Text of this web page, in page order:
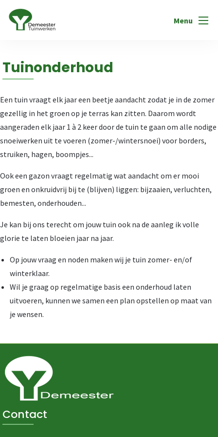
Menu
Tuinonderhoud
Een tuin vraagt elk jaar een beetje aandacht zodat je in de zomer
gezellig in het groen op je terras kan zitten. Daarom wordt
aangeraden elk jaar 1 à 2 keer door de tuin te gaan om alle nodige
snoeiwerken uit te voeren (zomer-/wintersnoei) voor borders,
struiken, hagen, boompjes...
Ook een gazon vraagt regelmatig wat aandacht om er mooi
groen en onkruidvrij bij te (blijven) liggen: bijzaaien, verluchten,
bemesten, onderhouden...
Je kan bij ons terecht om jouw tuin ook na de aanleg ik volle
glorie te laten bloeien jaar na jaar.
Op jouw vraag en noden maken wij je tuin zomer- en/of
winterklaar.
Wil je graag op regelmatige basis een onderhoud laten
uitvoeren, kunnen we samen een plan opstellen op maat van
je wensen.
Contact